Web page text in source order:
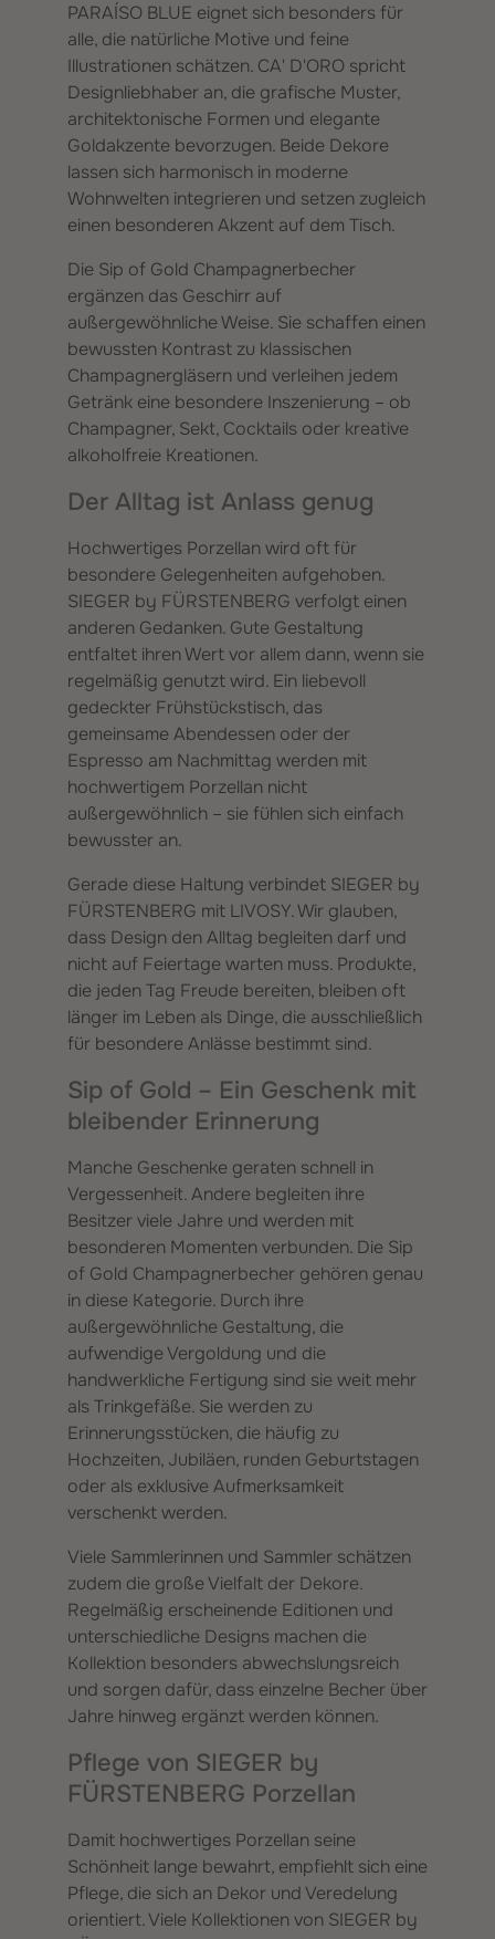
PARAÍSO BLUE eignet sich besonders für
alle, die natürliche Motive und feine
Illustrationen schätzen. CA' D'ORO spricht
Designliebhaber an, die grafische Muster,
architektonische Formen und elegante
Goldakzente bevorzugen. Beide Dekore
lassen sich harmonisch in moderne
Wohnwelten integrieren und setzen zugleich
einen besonderen Akzent auf dem Tisch.
Die Sip of Gold Champagnerbecher
ergänzen das Geschirr auf
außergewöhnliche Weise. Sie schaffen einen
bewussten Kontrast zu klassischen
Champagnergläsern und verleihen jedem
Getränk eine besondere Inszenierung – ob
Champagner, Sekt, Cocktails oder kreative
alkoholfreie Kreationen.
Der Alltag ist Anlass genug
Hochwertiges Porzellan wird oft für
besondere Gelegenheiten aufgehoben.
SIEGER by FÜRSTENBERG verfolgt einen
anderen Gedanken. Gute Gestaltung
entfaltet ihren Wert vor allem dann, wenn sie
regelmäßig genutzt wird. Ein liebevoll
gedeckter Frühstückstisch, das
gemeinsame Abendessen oder der
Espresso am Nachmittag werden mit
hochwertigem Porzellan nicht
außergewöhnlich – sie fühlen sich einfach
bewusster an.
Gerade diese Haltung verbindet SIEGER by
FÜRSTENBERG mit LIVOSY. Wir glauben,
dass Design den Alltag begleiten darf und
nicht auf Feiertage warten muss. Produkte,
die jeden Tag Freude bereiten, bleiben oft
länger im Leben als Dinge, die ausschließlich
für besondere Anlässe bestimmt sind.
Sip of Gold – Ein Geschenk mit
bleibender Erinnerung
Manche Geschenke geraten schnell in
Vergessenheit. Andere begleiten ihre
Besitzer viele Jahre und werden mit
besonderen Momenten verbunden. Die Sip
of Gold Champagnerbecher gehören genau
in diese Kategorie. Durch ihre
außergewöhnliche Gestaltung, die
aufwendige Vergoldung und die
handwerkliche Fertigung sind sie weit mehr
als Trinkgefäße. Sie werden zu
Erinnerungsstücken, die häufig zu
Hochzeiten, Jubiläen, runden Geburtstagen
oder als exklusive Aufmerksamkeit
verschenkt werden.
Viele Sammlerinnen und Sammler schätzen
zudem die große Vielfalt der Dekore.
Regelmäßig erscheinende Editionen und
unterschiedliche Designs machen die
Kollektion besonders abwechslungsreich
und sorgen dafür, dass einzelne Becher über
Jahre hinweg ergänzt werden können.
Pflege von SIEGER by
FÜRSTENBERG Porzellan
Damit hochwertiges Porzellan seine
Schönheit lange bewahrt, empfiehlt sich eine
Pflege, die sich an Dekor und Veredelung
orientiert. Viele Kollektionen von SIEGER by